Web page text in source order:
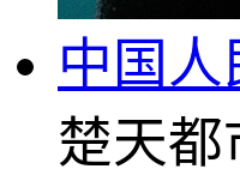
中国人
楚天都